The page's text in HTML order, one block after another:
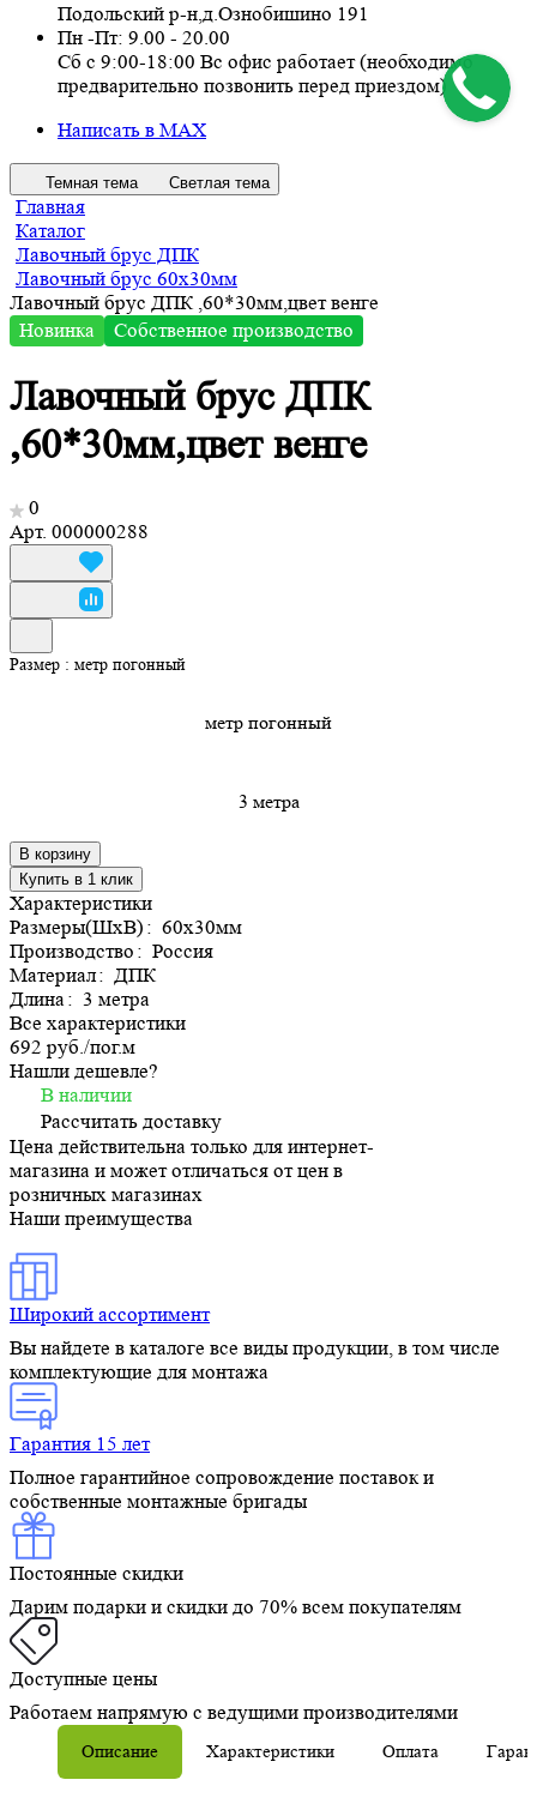
Подольский р-н,д.Ознобишино 191
Пн -Пт: 9.00 - 20.00
Сб с 9:00-18:00 Вс офис работает (необходимо
предварительно позвонить перед приездом)
Написать в MAX
Темная тема Светлая тема
Главная
Каталог
Лавочный брус ДПК
Лавочный брус 60х30мм
Лавочный брус ДПК ,60*30мм,цвет венге
Новинка
Собственное производство
Лавочный брус ДПК
,60*30мм,цвет венге
0
Арт. 000000288
Размер : метр погонный
метр погонный
3 метра
В корзину
Купить в 1 клик
Характеристики
Размеры(ШхВ): 60х30мм
Производство: Россия
Материал: ДПК
Длина: 3 метра
Все характеристики
692 руб./пог.м
Нашли дешевле?
В наличии
Рассчитать доставку
Цена действительна только для интернет-
магазина и может отличаться от цен в
розничных магазинах
Наши преимущества
Широкий ассортимент
Вы найдете в каталоге все виды продукции, в том числе
комплектующие для монтажа
Гарантия 15 лет
Полное гарантийное сопровождение поставок и
собственные монтажные бригады
Постоянные скидки
Дарим подарки и скидки до 70% всем покупателям
Доступные цены
Работаем напрямую с ведущими производителями
Описание Характеристики Оплата